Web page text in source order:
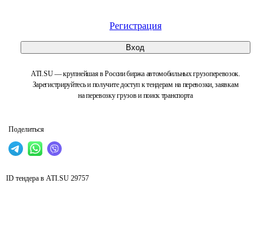
Регистрация
Вход
ATI.SU — крупнейшая в России биржа автомобильных грузоперевозок.
Зарегистрируйтесь и получите доступ к тендерам на перевозки, заявкам
на перевозку грузов и поиск транспорта
Поделиться
ID тендера в ATI.SU 29757